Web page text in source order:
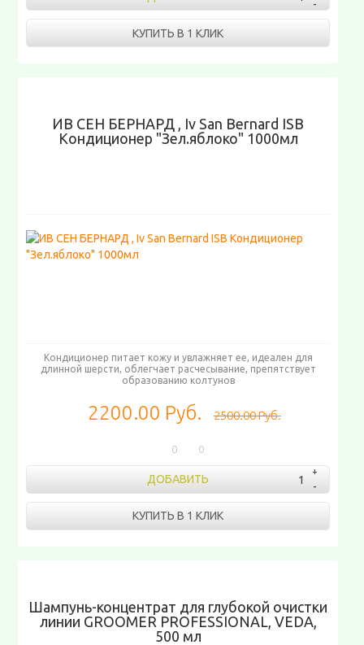
КУПИТЬ В 1 КЛИК
ИВ СЕН БЕРНАРД , Iv San Bernard ISB
Кондиционер "Зел.яблоко" 1000мл
Кондиционер питает кожу и увлажняет ее, идеален для
длинной шерсти, облегчает расчесывание, препятствует
образованию колтунов
2200.00 Руб. 2500.00 Руб.
0 0
ДОБАВИТЬ
КУПИТЬ В 1 КЛИК
Шампунь-концентрат для глубокой очистки
линии GROOMER PROFESSIONAL, VEDA,
500 мл